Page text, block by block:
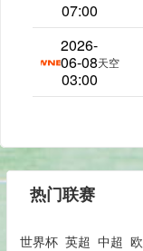
07:00
2026-
06-08
03:00
WNBA
天空
热门联赛
世界杯 英超 中超